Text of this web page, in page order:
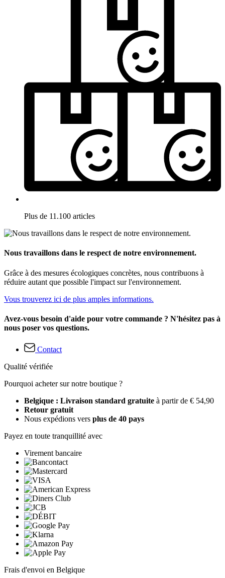
Plus de 11.100 articles
Nous travaillons dans le respect de notre environnement.
Grâce à des mesures écologiques concrètes, nous contribuons à
réduire autant que possible l'impact sur l'environnement.
Vous trouverez ici de plus amples informations.
Avez-vous besoin d'aide pour votre commande ? N'hésitez pas à
nous poser vos questions.
Contact
Qualité vérifiée
Pourquoi acheter sur notre boutique ?
Belgique : Livraison standard gratuite à partir de € 54,90
Retour gratuit
Nous expédions vers plus de 40 pays
Payez en toute tranquillité avec
Virement bancaire
Frais d'envoi en Belgique